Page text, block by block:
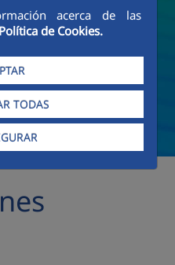
acerca de las
Política de Cookies.
TODAS